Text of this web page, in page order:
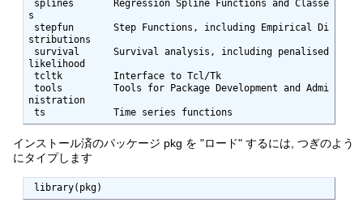
s
stributions
likelihood
nistration
ts            Time series functions
インストール済のパッケージ pkg を "ロード" するには, つぎのよう
にタイプします
library(pkg)